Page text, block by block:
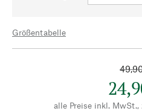
Größentabelle
alle Preise inkl. MwSt.,